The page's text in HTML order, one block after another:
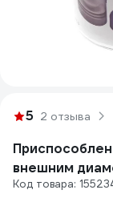
5 2 отзыва
внешним
Код товара: